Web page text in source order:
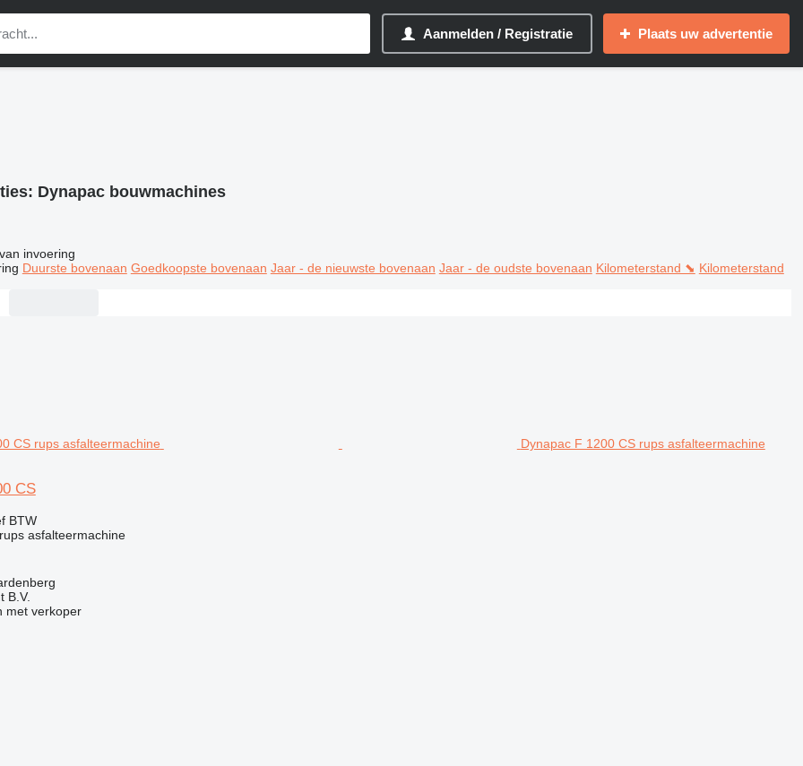
Aanmelden / Registratie Plaats uw advertentie
Dynapac bouwmachines
invoering
Duurste bovenaan Goedkoopste bovenaan Jaar - de nieuwste bovenaan Jaar - de oudste bovenaan Kilometerstand ⬊ Kilometerstand
Dynapac F 1200 CS rups asfalteermachine
CS
BTW
asfalteermachine
B.V.
met verkoper